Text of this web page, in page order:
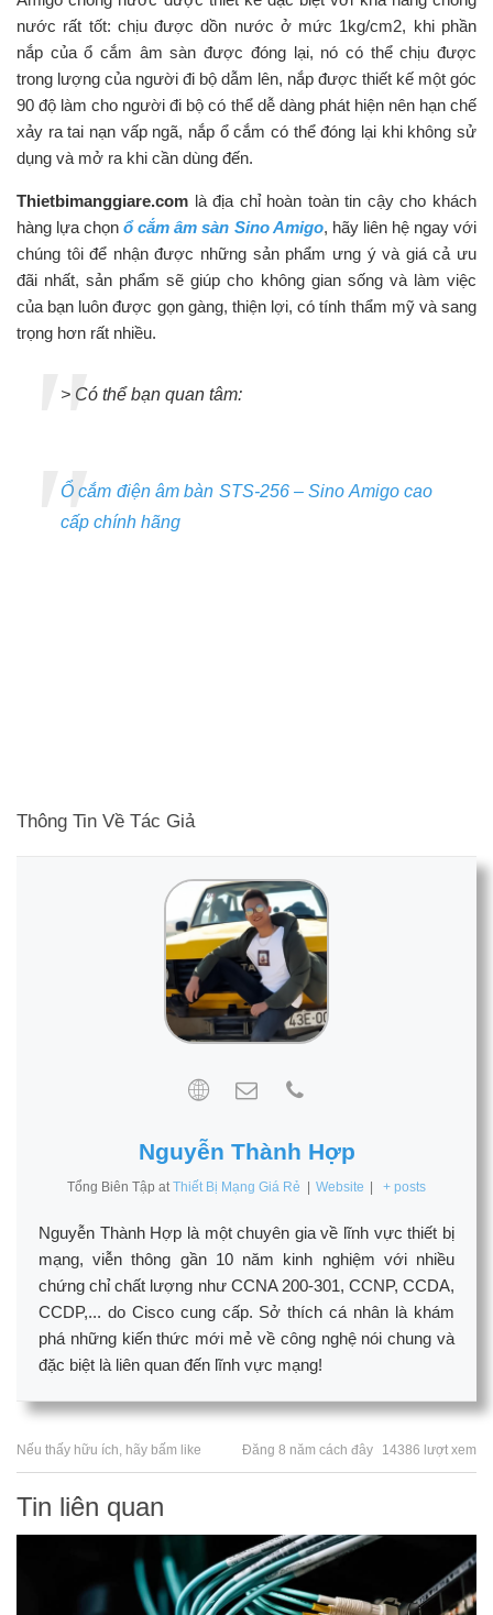
nước rất tốt: chịu được dồn nước ở mức 1kg/cm2, khi phần
nắp của ổ cắm âm sàn được đóng lại, nó có thể chịu được
trong lượng của người đi bộ dẫm lên, nắp được thiết kế một góc
90 độ làm cho người đi bộ có thể dễ dàng phát hiện nên hạn chế
xảy ra tai nạn vấp ngã, nắp ổ cắm có thể đóng lại khi không sử
dụng và mở ra khi cần dùng đến.
Thietbimanggiare.com là địa chỉ hoàn toàn tin cậy cho khách
hàng lựa chọnổ cắm âm sàn Sino Amigo, hãy liên hệ ngay với
chúng tôi để nhận được những sản phẩm ưng ý và giá cả ưu
đãi nhất, sản phẩm sẽ giúp cho không gian sống và làm việc
của bạn luôn được gọn gàng, thiện lợi, có tính thẩm mỹ và sang
trọng hơn rất nhiều.
> Có thể bạn quan tâm:
Ổ cắm điện âm bàn STS-256 – Sino Amigo cao
cấp chính hãng
Thông Tin Về Tác Giả
Nguyễn Thành Hợp
Tổng Biên Tập at Thiết Bị Mạng Giá Rẻ Website + posts
Nguyễn Thành Hợp là một chuyên gia về lĩnh vực thiết bị
mạng, viễn thông gần 10 năm kinh nghiệm với nhiều
chứng chỉ chất lượng như CCNA 200-301, CCNP, CCDA,
CCDP,... do Cisco cung cấp. Sở thích cá nhân là khám
phá những kiến thức mới mẻ về công nghệ nói chung và
đặc biệt là liên quan đến lĩnh vực mạng!
Nếu thấy hữu ích, hãy bấm like Đăng 8 năm cách đây 14386 lượt xem
Tin liên quan